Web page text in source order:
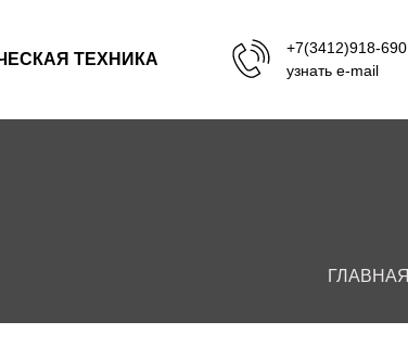
ТЕХНИКА
+7(3412)918-690..
узнать e-mail
ГЛАВНАЯ